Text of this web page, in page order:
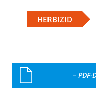
HERBIZID
– PDF-